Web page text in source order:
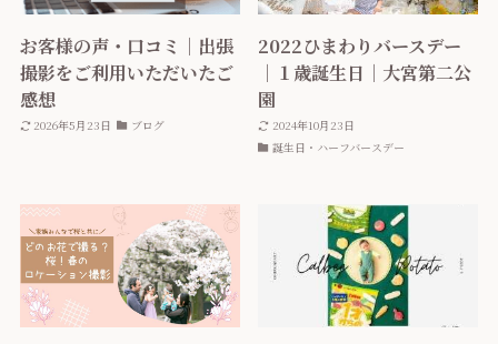
お客様の声・口コミ｜出張
撮影をご利用いただいたご
感想
2026年5月23日 ブログ
2022ひまわりバースデー
｜１歳誕生日｜大宮第二公
園
2024年10月23日
誕生日・ハーフバースデー